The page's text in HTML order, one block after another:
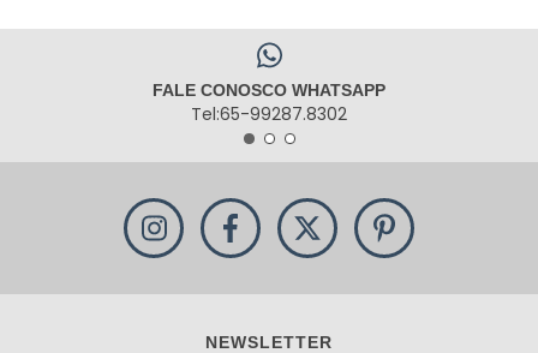
FALE CONOSCO WHATSAPP
Tel:65-99287.8302
NEWSLETTER